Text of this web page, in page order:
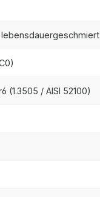
(1.3505 / AISI 52100)